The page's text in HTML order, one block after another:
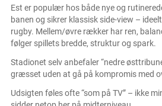
Est er populær hos både nye og
banen og sikrer klassisk side-view –
rugby. Mellem/øvre rækker har ren,
følger spillets bredde, struktur og spark.
Stadionet selv anbefaler “nedre
græsset uden at gå på kompromis med
Udsigten føles ofte “som på TV” – ikke